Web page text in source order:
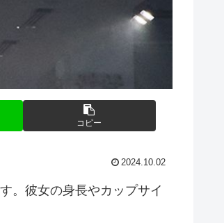
コピー
2024.10.02
。彼女の身長やカップサイ